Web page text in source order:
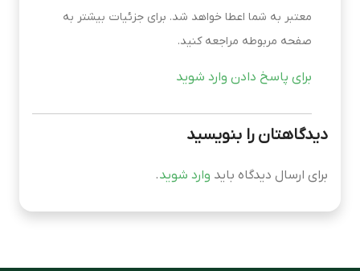
معتبر به شما اعطا خواهد شد. برای جزئیات بیشتر به
صفحه مربوطه مراجعه کنید.
برای پاسخ دادن وارد شوید
دیدگاهتان را بنویسید
برای ارسال دیدگاه بایدوارد شوید.